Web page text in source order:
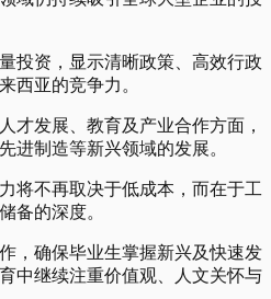
投资，显示清晰政策、高效行政
西亚的竞争力。
才发展、教育及产业合作方面，
进制造等新兴领域的发展。
将不再取决于低成本，而在于工
备的深度。
，确保毕业生掌握新兴及快速发
中继续注重价值观、人文关怀与